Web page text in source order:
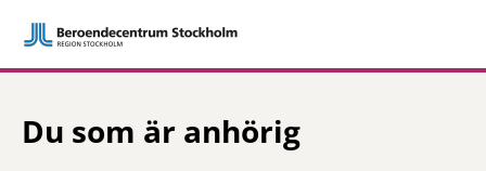
Du som är anhörig